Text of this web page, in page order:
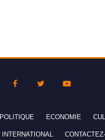
POLITIQUE ECONOMIE
INTERNATIONAL